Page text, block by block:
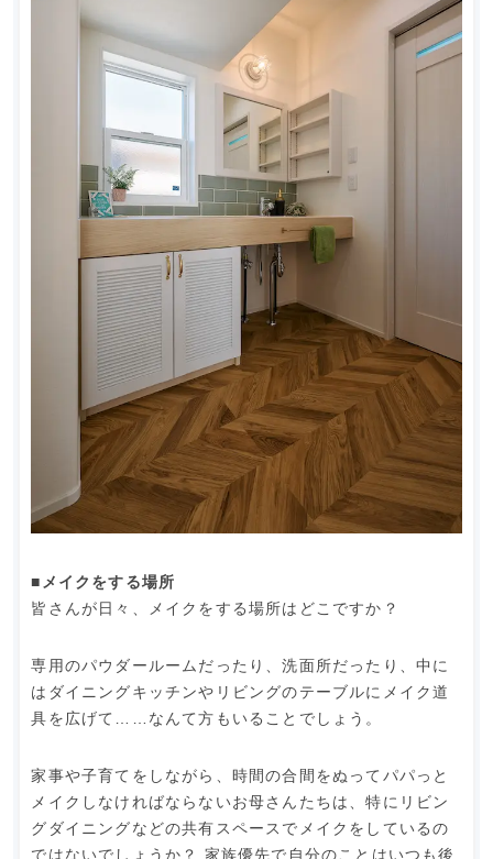
■メイクをする場所
皆さんが日々、メイクをする場所はどこですか？
専用のパウダールームだったり、洗面所だったり、中に
はダイニングキッチンやリビングのテーブルにメイク道
具を広げて……なんて方もいることでしょう。
家事や子育てをしながら、時間の合間をぬってパパっと
メイクしなければならないお母さんたちは、特にリビン
グダイニングなどの共有スペースでメイクをしているの
ではないでしょうか？ 家族優先で自分のことはいつも後